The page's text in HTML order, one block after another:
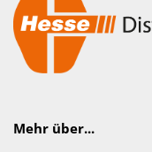
Mehr über...